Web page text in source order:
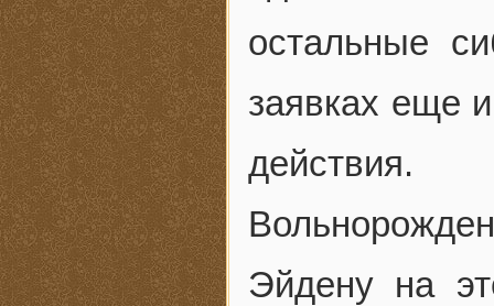
остальные
заявках еще
действия.
Эйдену на